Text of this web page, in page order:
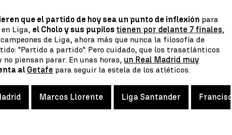
que el partido de hoy sea un punto de inflexión para
Liga, el Cholo y sus pupilos tienen por delante 7 finales,
de Liga, ahora más que nunca la filosofía de
"Partido a partido". Pero cuidado, que los trasatlánticos
piensan parar. En unas horas, un Real Madrid muy
al Getafe para seguir la estela de los atléticos.
Marcos Llorente Liga Santander